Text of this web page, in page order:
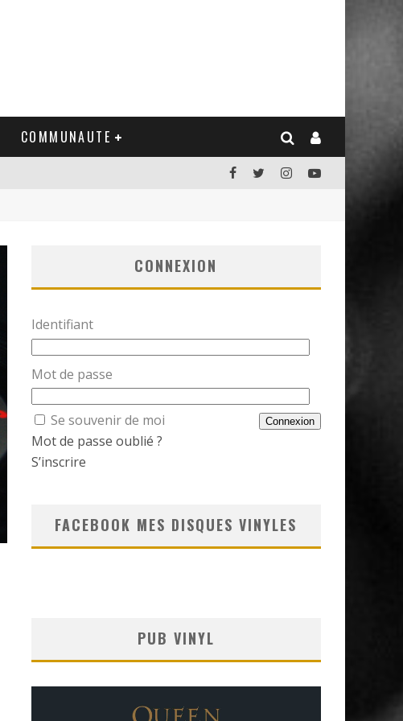
COMMUNAUTE
CONNEXION
Identifiant
Mot de passe
Se souvenir de moi
Mot de passe oublié ?
S’inscrire
FACEBOOK MES DISQUES VINYLES
PUB VINYL